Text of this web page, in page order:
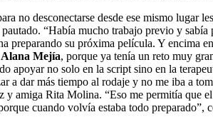
no desconectarse desde ese mismo lugar
“Había mucho trabajo previo y
preparando su próxima película. Y encima
Alana Mejía, porque ya tenía un reto muy
apoyar no solo en la script sino en la
a dar más tiempo al rodaje y no me iba a
amiga Rita Molina. “Eso me permitía que
cuando volvía estaba todo